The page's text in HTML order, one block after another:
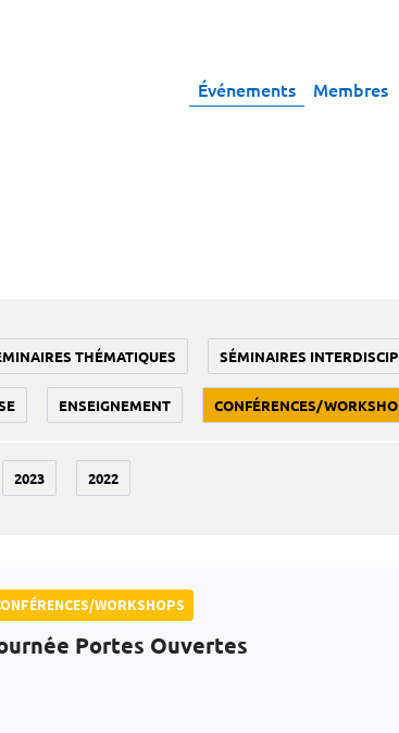
Événements Membres
THÉMATIQUES SÉMINAIRES
ENSEIGNEMENT CONFÉRENCES/
2023 2022
WORKSHOPS
Portes Ouvertes